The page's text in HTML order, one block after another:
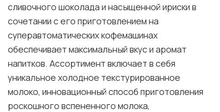
сливочного шоколада и насыщенной ириски в
сочетании с его приготовлением на
суперавтоматических кофемашинах
обеспечивает максимальный вкус и аромат
напитков. Ассортимент включает в себя
уникальное холодное текстурированное
молоко, инновационный способ приготовления
роскошного вспененного молока,